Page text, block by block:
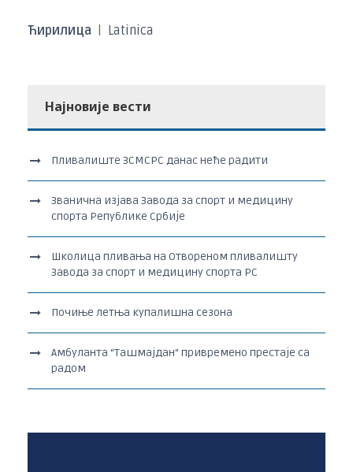
Ћирилица Latinica
Најновије вести
Пливалиште ЗСМСРС данас неће радити
Званична изјава Завода за спорт и медицину
спорта Републике Србије
Школица пливања на Отвореном пливалишту
Завода за спорт и медицину спорта РС
Почиње летња купалишна сезона
Амбуланта “Ташмајдан“ привремено престаје са
радом